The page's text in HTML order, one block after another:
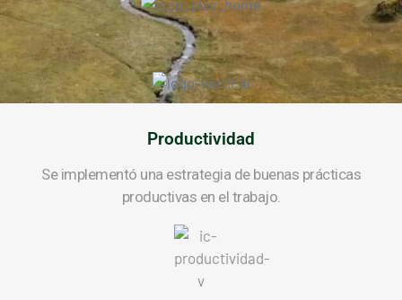
Productividad
Se implementó una estrategia de buenas prácticas
productivas en el trabajo.